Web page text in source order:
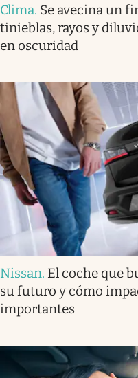
Clima. Se avecina un
tinieblas, rayos y
en oscuridad
Nissan. El coche que
su futuro y cómo
importantes